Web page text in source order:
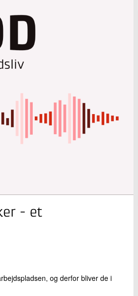
- et
og derfor bliver de i